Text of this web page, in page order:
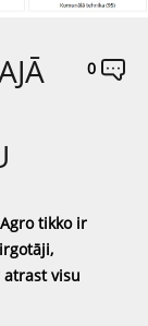
0
tikko ir
visu